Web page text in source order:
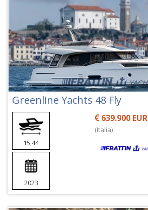
Greenline Yachts 48 Fly
15,44
2023
639.900 EUR
(Italia)